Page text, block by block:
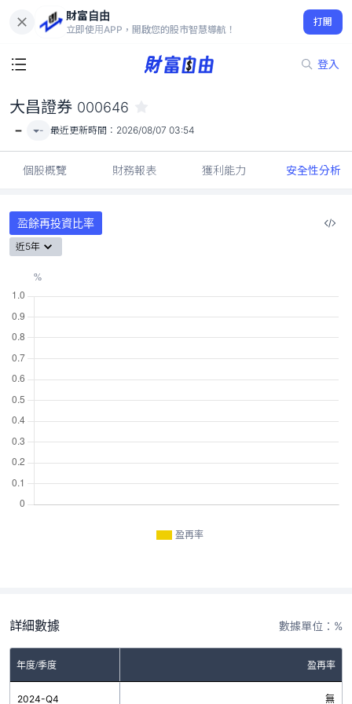
財富自由
立即使用APP，開啟您的股市智慧導航！
打開
登入
-
大昌證券 000646
- - 最近更新時間： 2026/08/07 03:54
個股概覽 財務報表 獲利能力 安全性分析
盈餘再投資比率
近5年
盈再率
詳細數據 數據單位：%
年度/季度 盈再率
2024-Q4 無